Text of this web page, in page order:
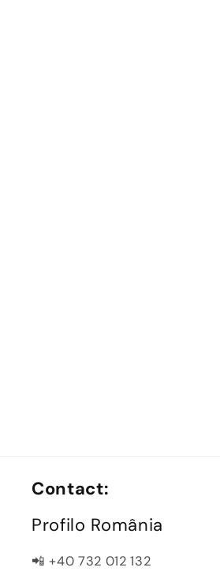
Contact:
Profilo România
📲 +40 732 012 132